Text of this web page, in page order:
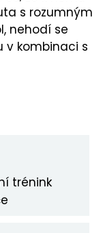
s rozumným
nehodí se
v kombinaci s
trénink